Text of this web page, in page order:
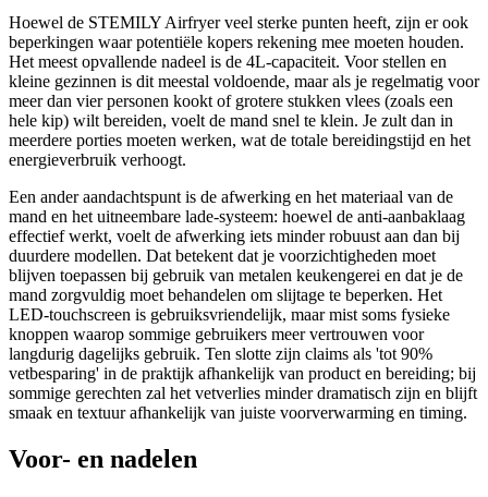
Hoewel de STEMILY Airfryer veel sterke punten heeft, zijn er ook
beperkingen waar potentiële kopers rekening mee moeten houden.
Het meest opvallende nadeel is de 4L-capaciteit. Voor stellen en
kleine gezinnen is dit meestal voldoende, maar als je regelmatig voor
meer dan vier personen kookt of grotere stukken vlees (zoals een
hele kip) wilt bereiden, voelt de mand snel te klein. Je zult dan in
meerdere porties moeten werken, wat de totale bereidingstijd en het
energieverbruik verhoogt.
Een ander aandachtspunt is de afwerking en het materiaal van de
mand en het uitneembare lade-systeem: hoewel de anti-aanbaklaag
effectief werkt, voelt de afwerking iets minder robuust aan dan bij
duurdere modellen. Dat betekent dat je voorzichtigheden moet
blijven toepassen bij gebruik van metalen keukengerei en dat je de
mand zorgvuldig moet behandelen om slijtage te beperken. Het
LED-touchscreen is gebruiksvriendelijk, maar mist soms fysieke
knoppen waarop sommige gebruikers meer vertrouwen voor
langdurig dagelijks gebruik. Ten slotte zijn claims als 'tot 90%
vetbesparing' in de praktijk afhankelijk van product en bereiding; bij
sommige gerechten zal het vetverlies minder dramatisch zijn en blijft
smaak en textuur afhankelijk van juiste voorverwarming en timing.
Voor- en nadelen